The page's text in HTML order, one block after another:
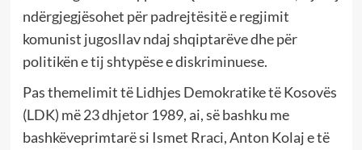
ndërgjegjësohet për padrejtësitë e regjimit
komunist jugosllav ndaj shqiptarëve dhe për
politikën e tij shtypëse e diskriminuese.
Pas themelimit të Lidhjes Demokratike të Kosovës
(LDK) më 23 dhjetor 1989, ai, së bashku me
bashkëveprimtarë si Ismet Rraci, Anton Kolaj e të